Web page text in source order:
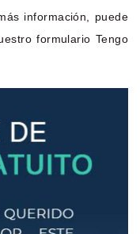
información, puede
formulario Tengo